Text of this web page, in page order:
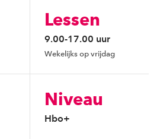
Lessen
9.00-17.00 uur
Wekelijks op vrijdag
Niveau
Hbo+